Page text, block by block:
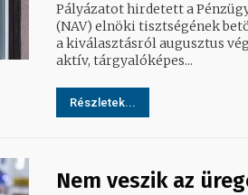
Pályázatot hirdetett a
(NAV) elnöki tisztségének
a kiválasztásról augusztus végéig döntenek. A
aktív, tárgyalóképes...
Részletek...
Nem veszik az